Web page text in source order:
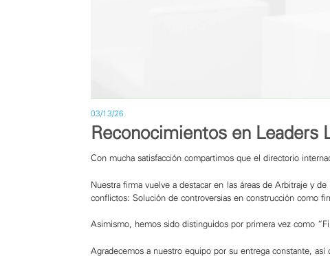
03/13/26
Reconocimientos en Leaders
Con mucha satisfacción compartimos que el directorio
Nuestra firma vuelve a destacar en las áreas de Arbitraje y
conflictos: Solución de controversias en construcción como
Asimismo, hemos sido distinguidos por primera vez como
Agradecemos a nuestro equipo por su entrega constante,